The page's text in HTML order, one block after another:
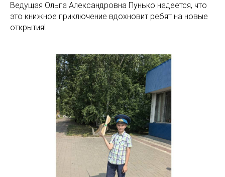
Ведущая Ольга Александровна Пунько надеется, что
это книжное приключение вдохновит ребят на новые
открытия!